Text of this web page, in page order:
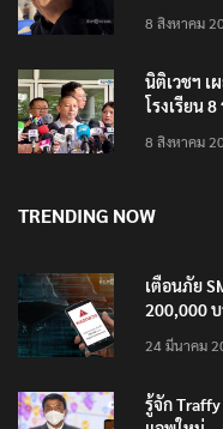
8 สิงหาคม
นิติเวชฯ เ
โรงเรียน
8 สิงหาคม
TRENDING NOW
เตือนภัย
200,000
24 มีนาคม
รู้จัก